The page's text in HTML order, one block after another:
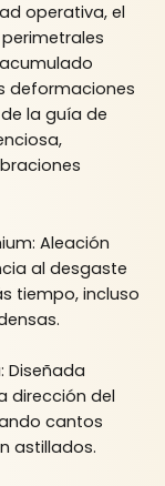
operativa, el
deformaciones
la guía de
Aleación
al desgaste
tiempo, incluso
Diseñada
dirección del
cantos
astillados.